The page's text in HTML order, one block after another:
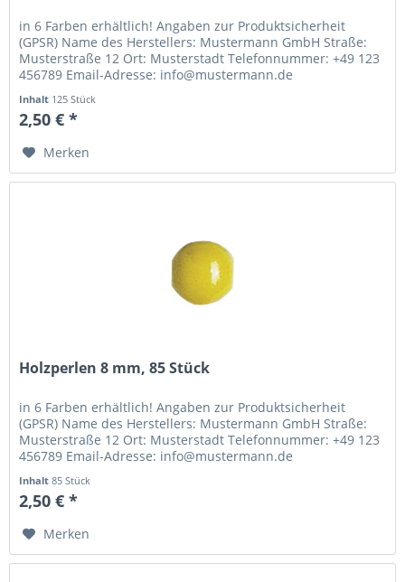
in 6 Farben erhältlich! Angaben zur Produktsicherheit
(GPSR) Name des Herstellers: Mustermann GmbH Straße:
Musterstraße 12 Ort: Musterstadt Telefonnummer: +49 123
456789 Email-Adresse: info@mustermann.de
Inhalt 125 Stück
2,50 € *
Merken
Holzperlen 8 mm, 85 Stück
in 6 Farben erhältlich! Angaben zur Produktsicherheit
(GPSR) Name des Herstellers: Mustermann GmbH Straße:
Musterstraße 12 Ort: Musterstadt Telefonnummer: +49 123
456789 Email-Adresse: info@mustermann.de
Inhalt85 Stück
2,50 € *
Merken